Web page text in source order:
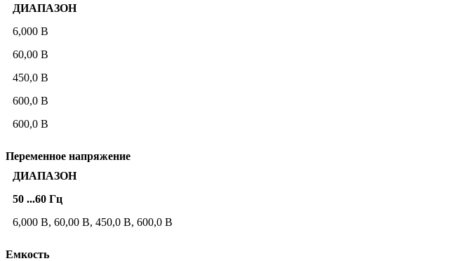
ДИАПАЗОН
6,000 В
60,00 В
450,0 В
600,0 В
600,0 В
Переменное напряжение
ДИАПАЗОН
50 ...60 Гц
6,000 В, 60,00 В, 450,0 В, 600,0 В
Емкость